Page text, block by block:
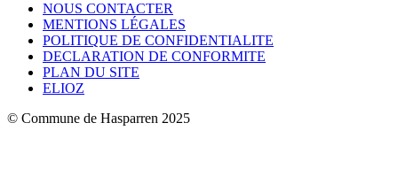
NOUS CONTACTER
MENTIONS LÉGALES
POLITIQUE DE CONFIDENTIALITE
DECLARATION DE CONFORMITE
PLAN DU SITE
ELIOZ
© Commune de Hasparren 2025